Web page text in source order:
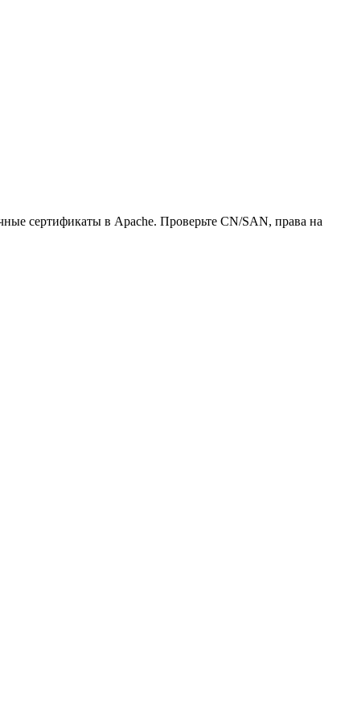
сертификаты в Apache. Проверьте CN/SAN, права на